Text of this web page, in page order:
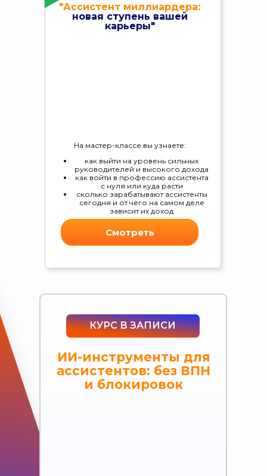
"Ассистент миллиардера:
новая ступень вашей
карьеры"
На мастер-классе вы узнаете:
как выйти на уровень сильных
руководителей и высокого дохода
как войти в профессию ассистента
с нуля или куда расти
сколько зарабатывают ассистенты
сегодня и от чего на самом деле
зависит их доход
Смотреть
КУРС В ЗАПИСИ
ИИ-инструменты для
ассистентов: без ВПН
и блокировок